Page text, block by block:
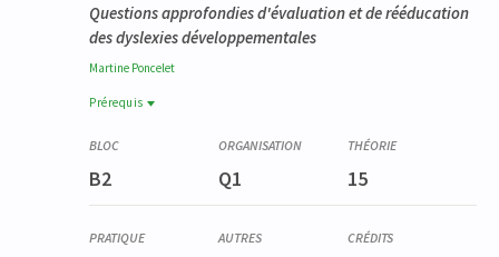
Questions approfondies d'évaluation et de rééducation
des dyslexies développementales
Martine Poncelet
Prérequis
Prérequis
Stage en logopédie pédiatrique
B2 Q1 15